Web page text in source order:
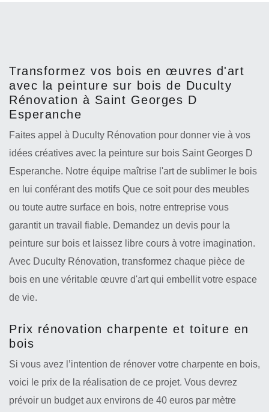
Transformez vos bois en œuvres d'art
avec la peinture sur bois de Duculty
Rénovation à Saint Georges D
Esperanche
Faites appel à Duculty Rénovation pour donner vie à vos
idées créatives avec la peinture sur bois Saint Georges D
Esperanche. Notre équipe maîtrise l'art de sublimer le bois
en lui conférant des motifs Que ce soit pour des meubles
ou toute autre surface en bois, notre entreprise vous
garantit un travail fiable. Demandez un devis pour la
peinture sur bois et laissez libre cours à votre imagination.
Avec Duculty Rénovation, transformez chaque pièce de
bois en une véritable œuvre d'art qui embellit votre espace
de vie.
Prix rénovation charpente et toiture en
bois
Si vous avez l’intention de rénover votre charpente en bois,
voici le prix de la réalisation de ce projet. Vous devrez
prévoir un budget aux environs de 40 euros par mètre